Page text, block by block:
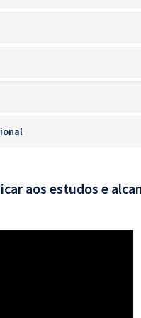
aos estudos e